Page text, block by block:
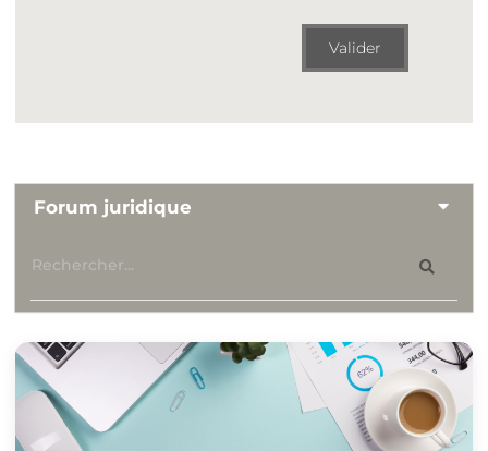
Valider
Forum juridique